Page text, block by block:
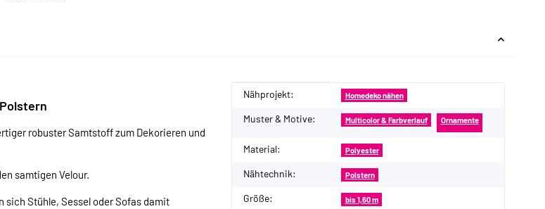
robuster Samtstoff zum Dekorieren und
samtigen Velour.
sich Stühle, Sessel oder Sofas damit
Produkteigenschaft
Wert
Nähprojekt: Homedeko nähen
Muster & Motive: Multicolor & Farbverlauf Ornamente
Material: Polyester
Nähtechnik: Polstern
Größe: bis 1,60 m